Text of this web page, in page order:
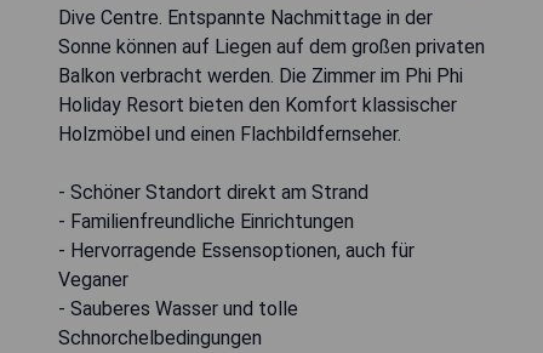
Dive Centre. Entspannte Nachmittage in der
Sonne können auf Liegen auf dem großen privaten
Balkon verbracht werden. Die Zimmer im Phi Phi
Holiday Resort bieten den Komfort klassischer
Holzmöbel und einen Flachbildfernseher.
- Schöner Standort direkt am Strand
- Familienfreundliche Einrichtungen
- Hervorragende Essensoptionen, auch für
Veganer
- Sauberes Wasser und tolle
Schnorchelbedingungen